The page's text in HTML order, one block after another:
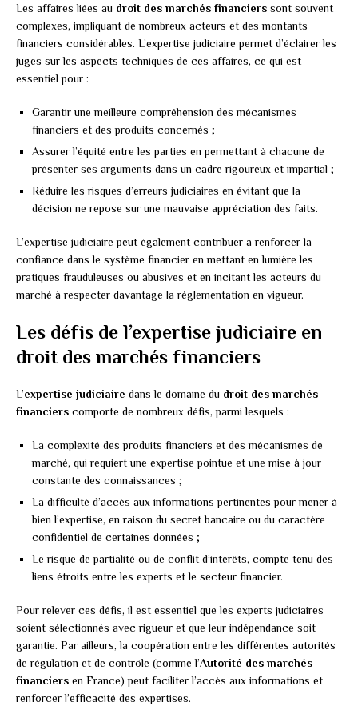
Les affaires liées au droit des marchés financiers sont souvent
complexes, impliquant de nombreux acteurs et des montants
financiers considérables. L’expertise judiciaire permet d’éclairer les
juges sur les aspects techniques de ces affaires, ce qui est
essentiel pour :
Garantir une meilleure compréhension des mécanismes
financiers et des produits concernés ;
Assurer l’équité entre les parties en permettant à chacune de
présenter ses arguments dans un cadre rigoureux et impartial ;
Réduire les risques d’erreurs judiciaires en évitant que la
décision ne repose sur une mauvaise appréciation des faits.
L’expertise judiciaire peut également contribuer à renforcer la
confiance dans le système financier en mettant en lumière les
pratiques frauduleuses ou abusives et en incitant les acteurs du
marché à respecter davantage la réglementation en vigueur.
Les défis de l’expertise judiciaire en
droit des marchés financiers
L’expertise judiciaire dans le domaine du droit des marchés
financiers comporte de nombreux défis, parmi lesquels :
La complexité des produits financiers et des mécanismes de
marché, qui requiert une expertise pointue et une mise à jour
constante des connaissances ;
La difficulté d’accès aux informations pertinentes pour mener à
bien l’expertise, en raison du secret bancaire ou du caractère
confidentiel de certaines données ;
Le risque de partialité ou de conflit d’intérêts, compte tenu des
liens étroits entre les experts et le secteur financier.
Pour relever ces défis, il est essentiel que les experts judiciaires
soient sélectionnés avec rigueur et que leur indépendance soit
garantie. Par ailleurs, la coopération entre les différentes autorités
de régulation et de contrôle (comme l’Autorité des marchés
financiers en France) peut faciliter l’accès aux informations et
renforcer l’efficacité des expertises.